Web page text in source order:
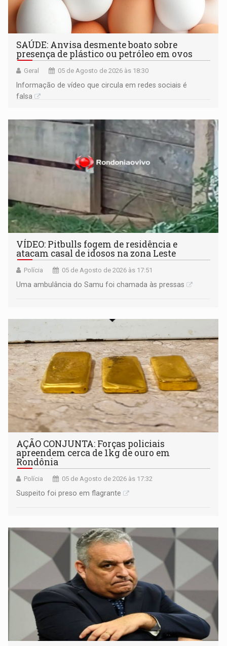
SAÚDE: Anvisa desmente boato sobre
presença de plástico ou petróleo em ovos
Geral 05 de Agosto de 2026 às 18:30
Informação de vídeo que circula em redes sociais é
falsa
VÍDEO: Pitbulls fogem de residência e
atacam casal de idosos na zona Leste
Polícia 05 de Agosto de 2026 às 17:51
Uma ambulância do Samu foi chamada às pressas
AÇÃO CONJUNTA: Forças policiais
apreendem cerca de 1kg de ouro em
Rondônia
Polícia 05 de Agosto de 2026 às 17:32
Suspeito foi preso em flagrante